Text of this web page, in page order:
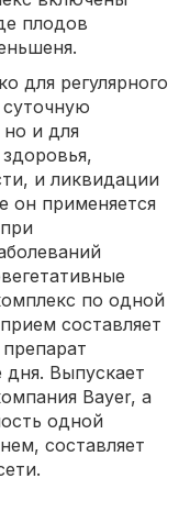
плодов
для регулярного
и для
и ликвидации
он применяется
по одной
составляет
Выпускает
Bayer, а
одной
составляет